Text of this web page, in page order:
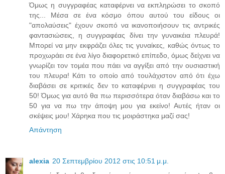
Όμως η συγγραφέας καταφέρνει να εκπληρώσει το σκοπό
της... Μέσα σε ένα κόσμο όπου αυτού του είδους οι
"απολαύσεις" έχουν σκοπό να ικανοποιήσουν τις αντρικές
φαντασιώσεις, η συγγραφέας δίνει την γυναικέια πλευρά!
Μπορεί να μην εκφράζει όλες τις γυναίκες, καθώς όντως το
προχωράει σε ένα λίγο διαφορετικό επίπεδο, όμως δείχνει να
γνωρίζει τον τομέα που πάει να αγγίξει από την ουσιαστική
του πλευρα! Κάτι το οποίο από τουλάχιστον από ότι έχω
διαβάσει σε κριτικές δεν το καταφέρνει η συγγραφέας του
50! Όμως για αυτό θα πω περισσότερα όταν διαβάσω και το
50 για να πω την άποψη μου για εκείνο! Αυτές ήταν οι
σκέψεις μου! Χάρηκα που τις μοιράστηκα μαζί σας!
Απάντηση
alexia 20 Σεπτεμβρίου 2012 στις 10:51 μ.μ.